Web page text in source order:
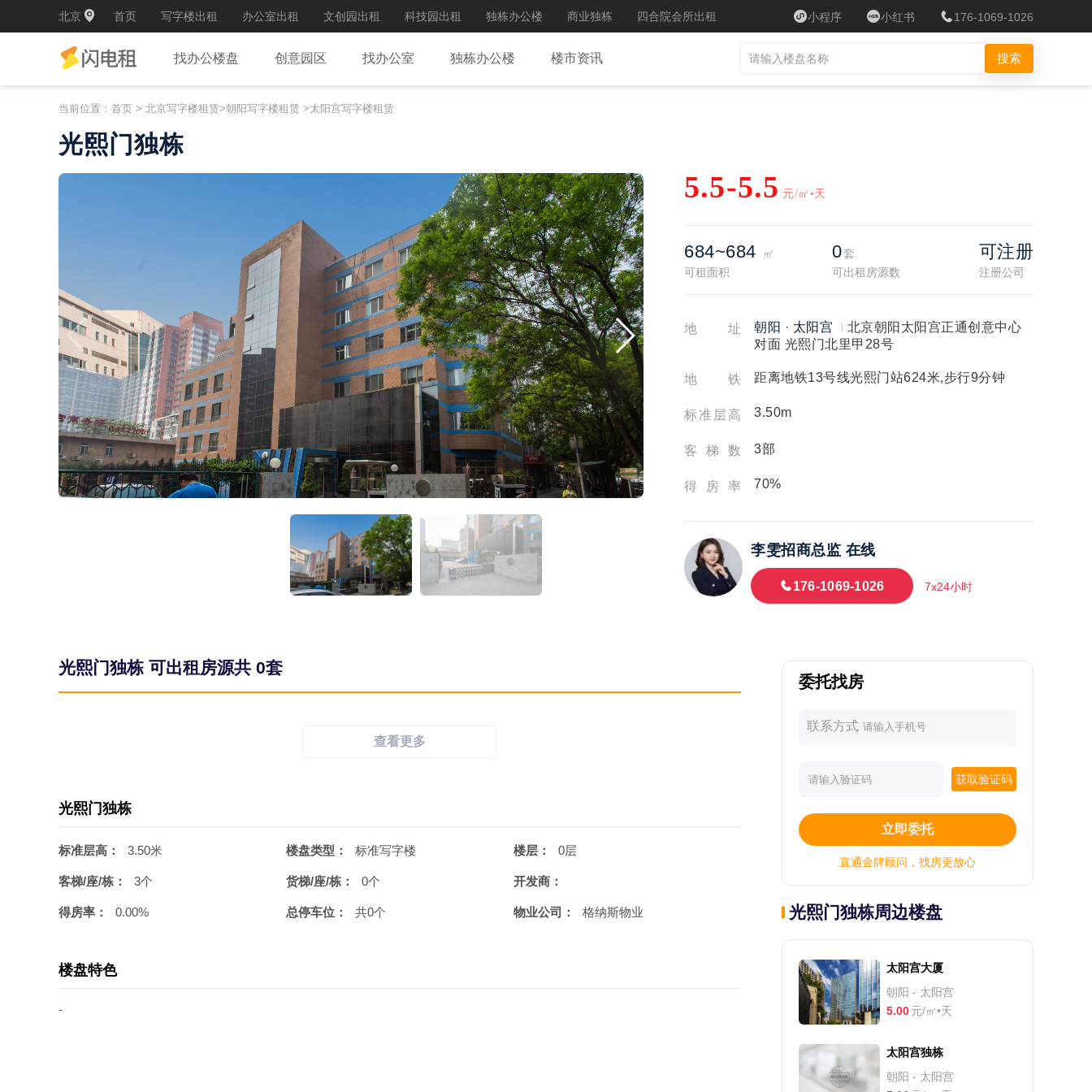
北京 首页 写字楼出租 办公室出租 文创园出租 科技园出租 独栋办公楼 商业独栋 四合院会所出租 小程序 小红书 176-1069-1026
找办公楼盘 创意园区 找办公室 独栋办公楼 楼市资讯 搜索
当前位置： 首页 > 北京写字楼租赁>朝阳写字楼租赁 >太阳宫写字楼租赁
光熙门独栋
5.5-5.5 元/㎡•天
684~684
㎡
可租面积
0套
可出租房源数
可注册
注册公司
地址 朝阳 · 太阳宫
北京朝阳太阳宫正通创意中心
对面 光熙门北里甲28号
地铁 距离地铁13号线光熙门站624米,步行9分钟
标准层高 3.50m
客梯数 3部
得房率 70%
李雯招商总监 在线
176-1069-1026 7x24小时
光熙门独栋 可出租房源共 0套
查看更多
光熙门独栋
标准层高： 3.50米 楼盘类型： 标准写字楼 楼层： 0层
客梯/座/栋： 3个 货梯/座/栋： 0个 开发商：
得房率： 0.00% 总停车位： 共0个 物业公司： 格纳斯物业
楼盘特色
-
委托找房
联系方式
获取验证码
立即委托
直通金牌顾问，找房更放心
光熙门独栋周边楼盘
太阳宫大厦
朝阳 - 太阳宫
5.00元/㎡•天
太阳宫独栋
朝阳 - 太阳宫